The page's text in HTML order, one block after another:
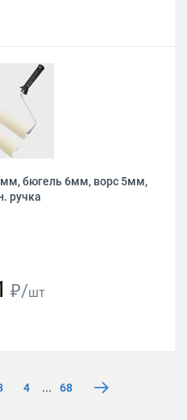
бюгель 6мм, ворс 5мм,
ручка
₽/шт
4 ... 68